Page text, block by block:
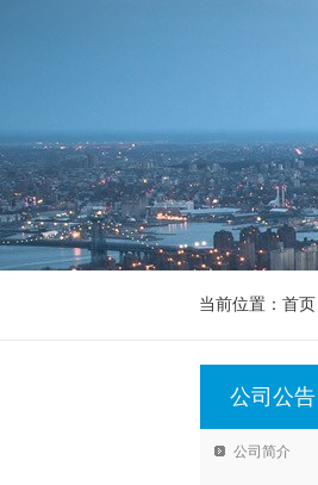
当前位置： 首页
公司公告
公司简介